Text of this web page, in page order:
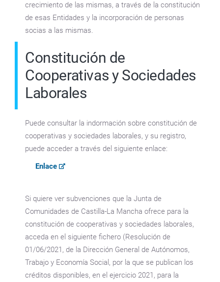
crecimiento de las mismas, a través de la constitución
de esas Entidades y la incorporación de personas
socias a las mismas.
Constitución de
Cooperativas y Sociedades
Laborales
Puede consultar la indormación sobre constitución de
cooperativas y sociedades laborales, y su registro,
puede acceder a través del siguiente enlace:
Enlace
Si quiere ver subvenciones que la Junta de
Comunidades de Castilla-La Mancha ofrece para la
constitución de cooperativas y sociedades laborales,
acceda en el siguiente fichero (Resolución de
01/06/2021, de la Dirección General de Autónomos,
Trabajo y Economía Social, por la que se publican los
créditos disponibles, en el ejercicio 2021, para la